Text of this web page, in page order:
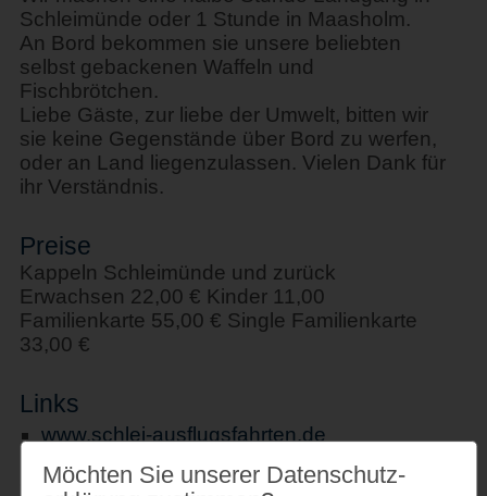
Schleimünde oder 1 Stunde in Maasholm.
An Bord bekommen sie unsere beliebten
selbst gebackenen Waffeln und
Fischbrötchen.
Liebe Gäste, zur liebe der Umwelt, bitten wir
sie keine Gegenstände über Bord zu werfen,
oder an Land liegenzulassen. Vielen Dank für
ihr Verständnis.
Preise
Kappeln Schleimünde und zurück
Erwachsen 22,00 € Kinder 11,00
Familienkarte 55,00 € Single Familienkarte
33,00 €
Links
www.schlei-ausflugsfahrten.de
Möchten Sie unserer Datenschutz­